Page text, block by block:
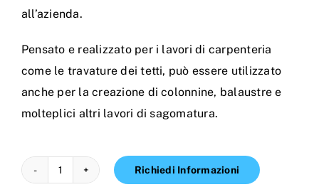
all’azienda.
Pensato e realizzato per i lavori di carpenteria
come le travature dei tetti, può essere utilizzato
anche per la creazione di colonnine, balaustre e
molteplici altri lavori di sagomatura.
Richiedi Informazioni